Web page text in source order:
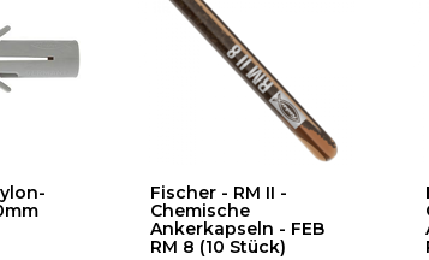
Fischer - RM II -
Chemische
Ankerkapseln - FEB
RM 8 (10 Stück)